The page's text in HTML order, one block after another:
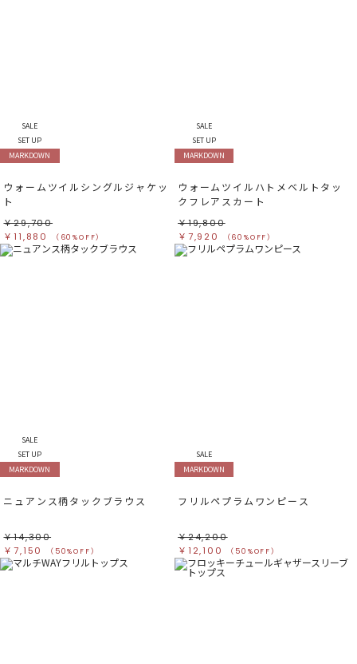
SALE
SET UP
MARKDOWN
ウォームツイルシングルジャケッ
ト
￥29,700
￥11,880
（60%OFF）
SALE
SET UP
MARKDOWN
ウォームツイルハトメベルトタッ
クフレアスカート
￥19,800
￥7,920
（60%OFF）
SALE
SET UP
MARKDOWN
ニュアンス柄タックブラウス
￥14,300
￥7,150
（50%OFF）
SALE
MARKDOWN
フリルペプラムワンピース
￥24,200
￥12,100
（50%OFF）